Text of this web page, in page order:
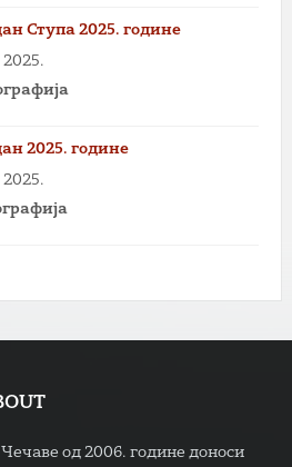
Ступа 2025. године
2025.
2025. године
2025.
од 2006. године доноси